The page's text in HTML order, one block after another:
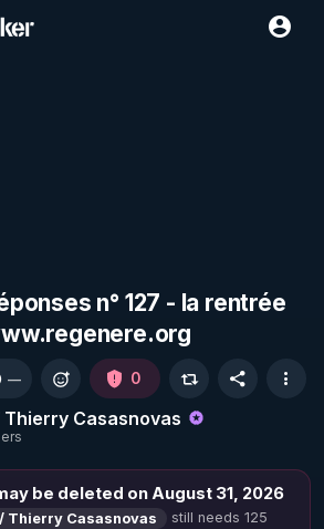
n° 127 - la rentrée
Thierry Casasnovas
— 0
be deleted on August 31, 2026
Thierry Casasnovas
still needs 125